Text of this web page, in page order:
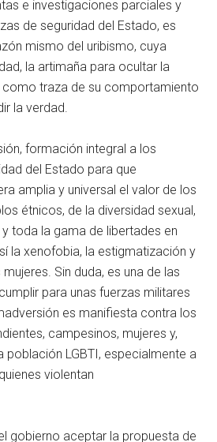
e investigaciones parciales y
de seguridad del Estado, es
mismo del uribismo, cuya
la artimaña para ocultar la
traza de su comportamiento
la verdad.
formación integral a los
del Estado para que
amplia y universal el valor de los
étnicos, de la diversidad sexual,
toda la gama de libertades en
la xenofobia, la estigmatización y
Sin duda, es una de las
para unas fuerzas militares
es manifiesta contra los
campesinos, mujeres y,
población LGBTI, especialmente a
violentan
gobierno aceptar la propuesta de